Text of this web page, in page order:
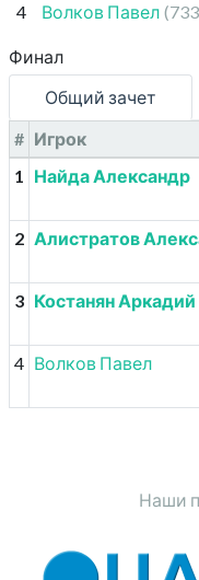
4
Волков Павел
Финал
Общий зачет
# Игрок
1 Найда Александр
2 Алистратов
3 Костанян Аркадий
4 Волков Павел
Наши